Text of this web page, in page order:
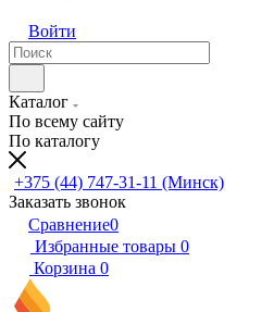
Войти
Каталог
По всему сайту
По каталогу
+375 (44) 747-31-11 (Минск)
Заказать звонок
Сравнение0
Избранные товары 0
Корзина 0